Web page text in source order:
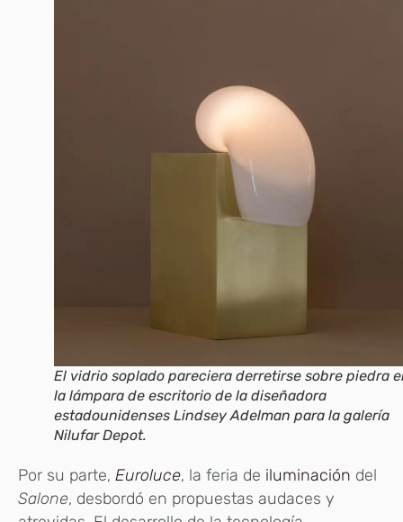
El vidrio soplado pareciera derretirse sobre piedra
la lámpara de escritorio de la diseñadora
estadounidenses Lindsey Adelman para la galería
Nilufar Depot.
Por su parte, Euroluce, la feria de iluminación del
Salone, desbordó en propuestas audaces y